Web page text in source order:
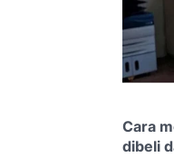
Cara
dibeli